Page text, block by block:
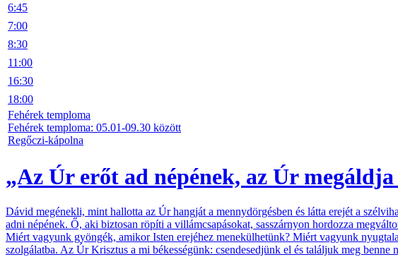
6:45
7:00
8:30
11:00
16:30
18:00
Fehérek temploma
Fehérek temploma: 05.01-09.30 között
Regőczi-kápolna
„Az Úr erőt ad népének, az Úr megáldja
Dávid megénekli, mint hallotta az Úr hangját a mennydörgésben és látta erejét a
adni népének. Ő, aki biztosan röpíti a villámcsapásokat, sasszárnyon hordozza
Miért vagyunk gyöngék, amikor Isten erejéhez menekülhetünk? Miért vagyunk
szolgálatba. Az Úr Krisztus a mi békességünk: csendesedjünk el és találjuk meg